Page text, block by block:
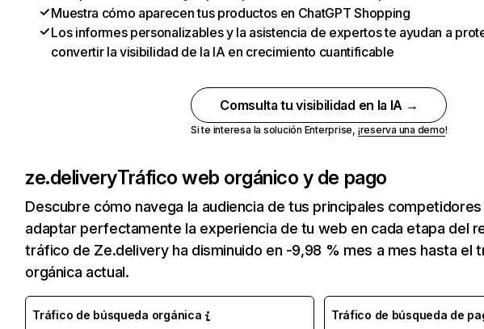
Muestra cómo aparecen tus productos en ChatGPT Shopping
Los informes personalizables y la asistencia de expertos te ayudan a
convertir la visibilidad de la IA en crecimiento cuantificable
Comsulta tu visibilidad en la IA →
Si te interesa la solución Enterprise, ¡reserva una demo!
ze.deliveryTráfico web orgánico y de pago
Descubre cómo navega la audiencia de tus principales
adaptar perfectamente la experiencia de tu web en cada etapa del
tráfico de Ze.delivery ha disminuido en -9,98 % mes a mes hasta el
orgánica actual.
Tráfico de búsqueda orgánica Tráfico de búsqueda de